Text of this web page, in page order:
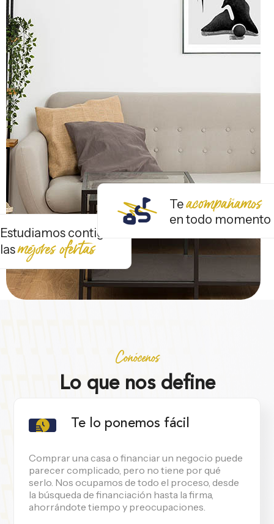
Estudiamos contigo
lasmejores ofertas
Teacompañamos
en todo momento
Conócenos
Lo que nos define
Te lo ponemos fácil
Comprar una casa o financiar un negocio puede
parecer complicado, pero no tiene por qué
serlo. Nos ocupamos de todo el proceso, desde
la búsqueda de financiación hasta la firma,
ahorrándote tiempo y preocupaciones.